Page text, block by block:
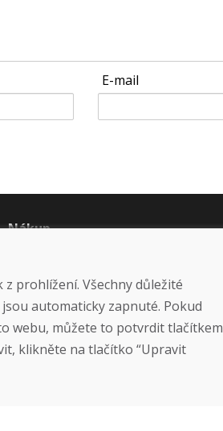
E-mail
Nákup
Obchodní podmínky
Doprava
Platba
Reklamace
Vrácení a výměna zboží
prohlížení. Všechny důležité
automaticky zapnuté. Pokud
webu, můžete to potvrdit tlačítkem
klikněte na tlačítko “Upravit